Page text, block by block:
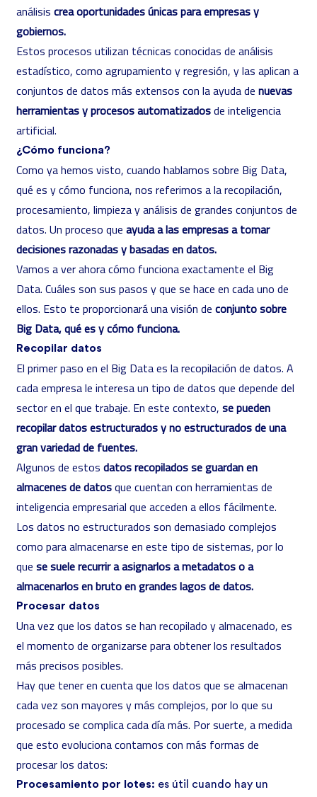
análisis crea oportunidades únicas para empresas y
gobiernos.
Estos procesos utilizan técnicas conocidas de análisis
estadístico, como agrupamiento y regresión, y las aplican a
conjuntos de datos más extensos con la ayuda de nuevas
herramientas y procesos automatizadosde inteligencia
artificial.
¿Cómo funciona?
Como ya hemos visto, cuando hablamos sobre Big Data,
qué es y cómo funciona, nos referimos a la recopilación,
procesamiento, limpieza y análisis de grandes conjuntos de
datos. Un proceso que ayuda a las empresas a tomar
decisiones razonadas y basadas en datos.
Vamos a ver ahora cómo funciona exactamente el Big
Data. Cuáles son sus pasos y que se hace en cada uno de
ellos. Esto te proporcionará una visión de conjunto sobre
Big Data, qué es y cómo funciona.
Recopilar datos
El primer paso en el Big Data es la recopilación de datos. A
cada empresa le interesa un tipo de datos que depende del
sector en el que trabaje. En este contexto, se pueden
recopilar datos estructurados y no estructurados de una
gran variedad de fuentes.
Algunos de estos datos recopilados se guardan en
almacenes de datosque cuentan con herramientas de
inteligencia empresarial que acceden a ellos fácilmente.
Los datos no estructurados son demasiado complejos
como para almacenarse en este tipo de sistemas, por lo
que se suele recurrir a asignarlos a metadatos o a
almacenarlos en bruto en grandes lagos de datos.
Procesar datos
Una vez que los datos se han recopilado y almacenado, es
el momento de organizarse para obtener los resultados
más precisos posibles.
Hay que tener en cuenta que los datos que se almacenan
cada vez son mayores y más complejos, por lo que su
procesado se complica cada día más. Por suerte, a medida
que esto evoluciona contamos con más formas de
procesar los datos:
Procesamiento por lotes: es útil cuando hay un